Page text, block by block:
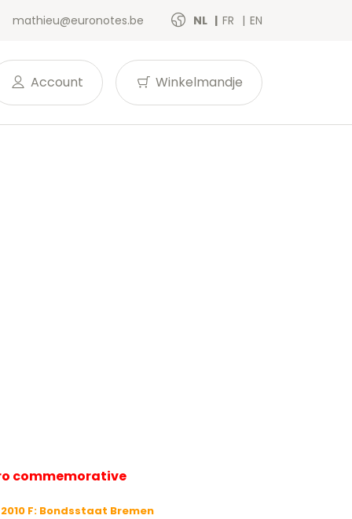
mathieu@euronotes.be NL FR EN
Account Winkelmandje
commemorative
F: Bondsstaat Bremen